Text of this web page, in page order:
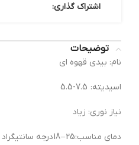
اشتراک گذاری:
توضیحات
نام: بیدی قهوه ای
اسیدیته: 7.5-5.5
نیاز نوری: زیاد
دمای مناسب:25 – 18درجه سانتیگراد